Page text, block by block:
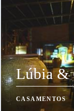
Lúbia &
CASAMENTOS